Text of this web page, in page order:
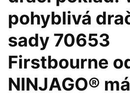
pohyblivá
sady 70653
Firstbourne
NINJAGO® má